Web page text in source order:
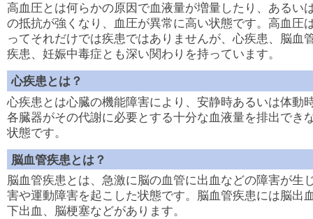
高血圧とは何らかの原因で血液量が増量したり、あるい
の抵抗が強くなり、血圧が異常に高い状態です。高血圧
ってそれだけでは疾患ではありませんが、心疾患、脳血
疾患、妊娠中毒症とも深い関わりを持っています。
心疾患とは？
心疾患とは心臓の機能障害により、安静時あるいは体動
各臓器がその代謝に必要とする十分な血液量を排出でき
状態です。
脳血管疾患とは？
脳血管疾患とは、急激に脳の血管に出血などの障害が生
害や運動障害を起こした状態です。脳血管疾患には脳出
下出血、脳梗塞などがあります。